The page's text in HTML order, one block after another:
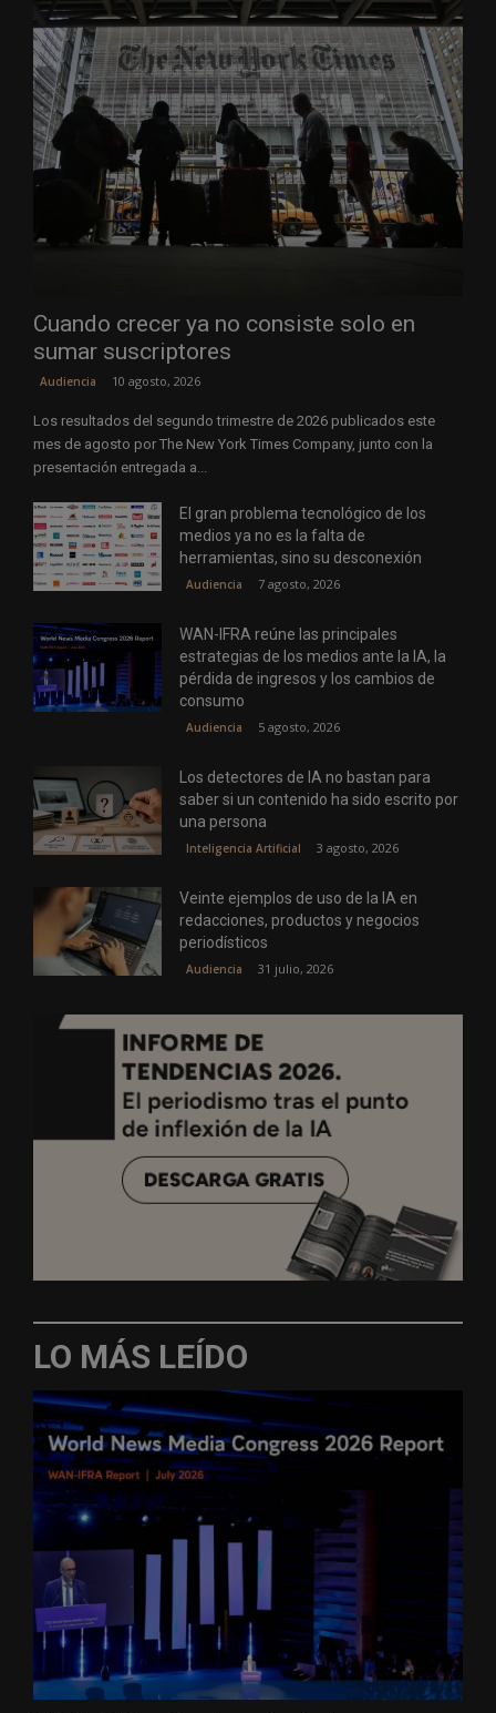
Cuando crecer ya no consiste solo en
sumar suscriptores
Audiencia 10 agosto, 2026
Los resultados del segundo trimestre de 2026 publicados este
mes de agosto por The New York Times Company, junto con la
presentación entregada a...
El gran problema tecnológico de los
medios ya no es la falta de
herramientas, sino su desconexión
Audiencia 7 agosto, 2026
WAN-IFRA reúne las principales
estrategias de los medios ante la IA, la
pérdida de ingresos y los cambios de
consumo
Audiencia 5 agosto, 2026
Los detectores de IA no bastan para
saber si un contenido ha sido escrito por
una persona
Inteligencia Artificial 3 agosto, 2026
Veinte ejemplos de uso de la IA en
redacciones, productos y negocios
periodísticos
Audiencia 31 julio, 2026
LO MÁS LEÍDO